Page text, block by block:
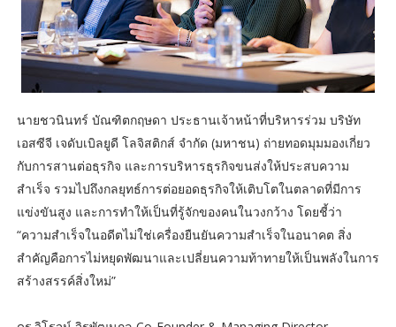
นายชวนินทร์ บัณฑิตกฤษดา ประธานเจ้าหน้าที่บริหารร่วม บริษัท
เอสซีจี เจดับเบิลยูดี โลจิสติกส์ จำกัด (มหาชน) ถ่ายทอดมุมมองเกี่ยว
กับการสานต่อธุรกิจ และการบริหารธุรกิจขนส่งให้ประสบความ
สำเร็จ รวมไปถึงกลยุทธ์การต่อยอดธุรกิจให้เติบโตในตลาดที่มีการ
แข่งขันสูง และการทำให้เป็นที่รู้จักของคนในวงกว้าง โดยชี้ว่า
“ความสำเร็จในอดีตไม่ใช่เครื่องยืนยันความสำเร็จในอนาคต สิ่ง
สำคัญคือการไม่หยุดพัฒนาและเปลี่ยนความท้าทายให้เป็นพลังในการ
สร้างสรรค์สิ่งใหม่”